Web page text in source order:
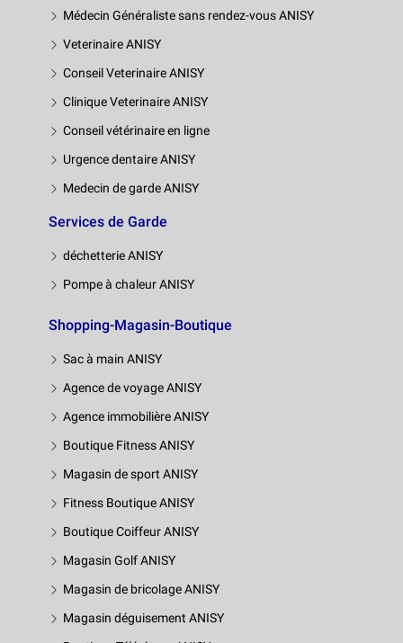
Médecin Généraliste sans rendez-vous ANISY
Veterinaire ANISY
Conseil Veterinaire ANISY
Clinique Veterinaire ANISY
Conseil vétérinaire en ligne
Urgence dentaire ANISY
Medecin de garde ANISY
Services de Garde
déchetterie ANISY
Pompe à chaleur ANISY
Shopping-Magasin-Boutique
Sac à main ANISY
Agence de voyage ANISY
Agence immobilière ANISY
Boutique Fitness ANISY
Magasin de sport ANISY
Fitness Boutique ANISY
Boutique Coiffeur ANISY
Magasin Golf ANISY
Magasin de bricolage ANISY
Magasin déguisement ANISY